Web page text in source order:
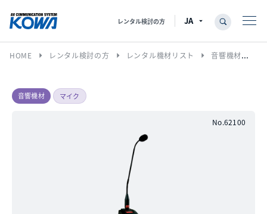
レンタル検討の方
HOME arrow_right レンタル検討の方 arrow_right レンタル機材リスト arrow_right 音響機材
音響機材 マイク
No.62100